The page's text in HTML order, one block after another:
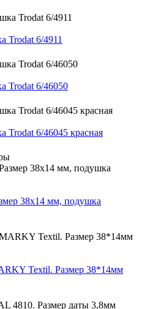
Trodat 6/4911
Trodat 6/46050
Trodat 6/46045 красная
38х14 мм, подушка
Textil. Размер 38*14мм